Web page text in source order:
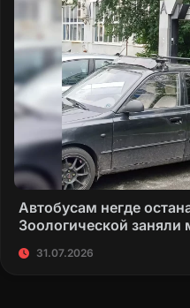
Автобусам негде
Зоологической
31.07.2026